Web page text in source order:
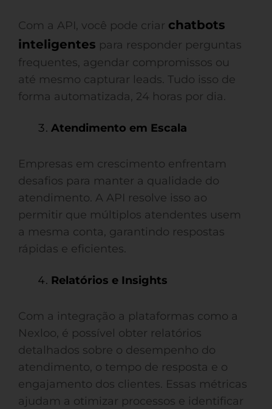
Com a API, você pode criar chatbots
inteligentes para responder perguntas
frequentes, agendar compromissos ou
até mesmo capturar leads. Tudo isso de
forma automatizada, 24 horas por dia.
Atendimento em Escala
Empresas em crescimento enfrentam
desafios para manter a qualidade do
atendimento. A API resolve isso ao
permitir que múltiplos atendentes usem
a mesma conta, garantindo respostas
rápidas e eficientes.
Relatórios e Insights
Com a integração a plataformas como a
Nexloo, é possível obter relatórios
detalhados sobre o desempenho do
atendimento, o tempo de resposta e o
engajamento dos clientes. Essas métricas
ajudam a otimizar processos e identificar